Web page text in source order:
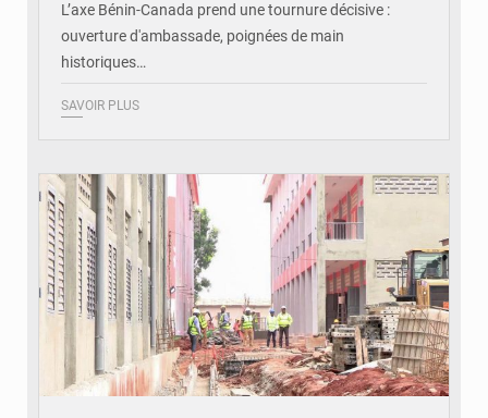
L’axe Bénin-Canada prend une tournure décisive :
ouverture d'ambassade, poignées de main
historiques…
SAVOIR PLUS